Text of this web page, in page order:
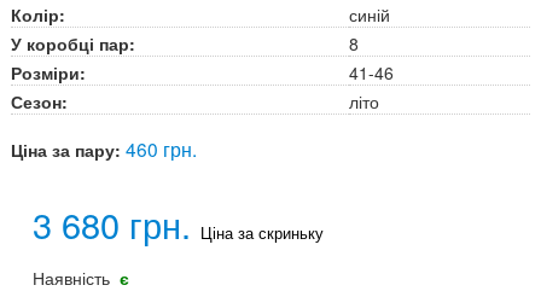
Колір:
синій
У коробці пар:
8
Розміри:
41-46
Сезон:
літо
Ціна за пару: 460 грн.
3 680 грн. Ціна за скриньку
Наявність є